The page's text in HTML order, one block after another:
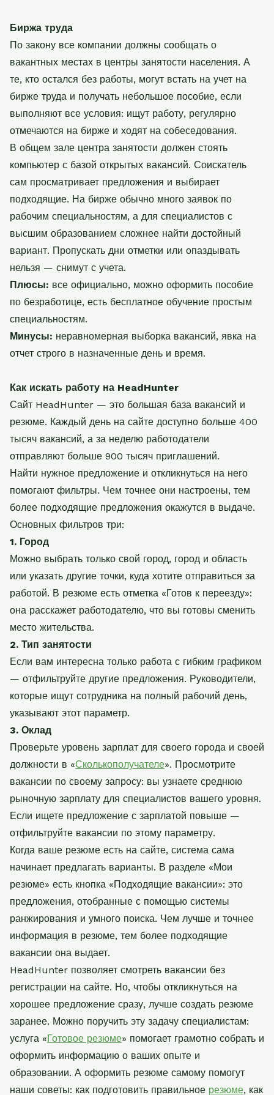
Биржа труда
По закону все компании должны сообщать о
вакантных местах в центры занятости населения. А
те, кто остался без работы, могут встать на учет на
бирже труда и получать небольшое пособие, если
выполняют все условия: ищут работу, регулярно
отмечаются на бирже и ходят на собеседования.
В общем зале центра занятости должен стоять
компьютер с базой открытых вакансий. Соискатель
сам просматривает предложения и выбирает
подходящие. На бирже обычно много заявок по
рабочим специальностям, а для специалистов с
высшим образованием сложнее найти достойный
вариант. Пропускать дни отметки или опаздывать
нельзя — снимут с учета.
Плюсы: все официально, можно оформить пособие
по безработице, есть бесплатное обучение простым
специальностям.
Минусы: неравномерная выборка вакансий, явка на
отчет строго в назначенные день и время.
Как искать работу на HeadHunter
Сайт HeadHunter — это большая база вакансий и
резюме. Каждый день на сайте доступно больше 400
тысяч вакансий, а за неделю работодатели
отправляют больше 900 тысяч приглашений.
Найти нужное предложение и откликнуться на него
помогают фильтры. Чем точнее они настроены, тем
более подходящие предложения окажутся в выдаче.
Основных фильтров три:
1. Город
Можно выбрать только свой город, город и область
или указать другие точки, куда хотите отправиться за
работой. В резюме есть отметка «Готов к переезду»:
она расскажет работодателю, что вы готовы сменить
место жительства.
2. Тип занятости
Если вам интересна только работа с гибким графиком
— отфильтруйте другие предложения. Руководители,
которые ищут сотрудника на полный рабочий день,
указывают этот параметр.
3. Оклад
Проверьте уровень зарплат для своего города и своей
должности в «Сколькополучателе». Просмотрите
вакансии по своему запросу: вы узнаете среднюю
рыночную зарплату для специалистов вашего уровня.
Если ищете предложение с зарплатой повыше —
отфильтруйте вакансии по этому параметру.
Когда ваше резюме есть на сайте, система сама
начинает предлагать варианты. В разделе «Мои
резюме» есть кнопка «Подходящие вакансии»: это
предложения, отобранные с помощью системы
ранжирования и умного поиска. Чем лучше и точнее
информация в резюме, тем более подходящие
вакансии она выдает.
HeadHunter позволяет смотреть вакансии без
регистрации на сайте. Но, чтобы откликнуться на
хорошее предложение сразу, лучше создать резюме
заранее. Можно поручить эту задачу специалистам:
услуга «Готовое резюме» помогает грамотно собрать и
оформить информацию о ваших опыте и
образовании. А оформить резюме самому помогут
наши советы: как подготовить правильное резюме, как